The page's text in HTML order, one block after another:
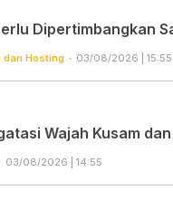
Dipertimbangkan
dan Hosting 03/08/2026 | 15:55
Wajah Kusam
03/08/2026 | 14:55